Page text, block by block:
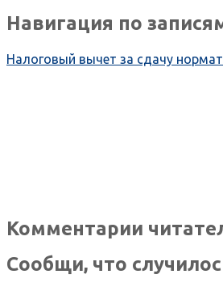
Навигация по
Налоговый вычет за сдачу
Комментарии
Сообщи, что